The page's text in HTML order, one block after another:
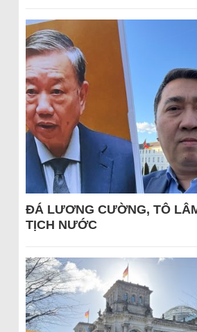
ĐÁ LƯƠNG CƯỜNG, TÔ
TỊCH NƯỚC